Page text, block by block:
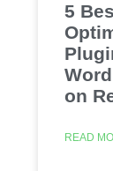
5
on
READ